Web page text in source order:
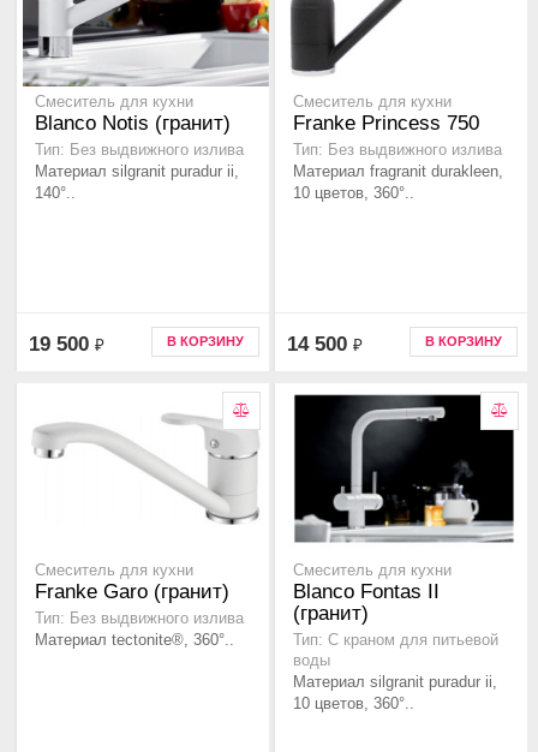
Смеситель для кухни
Blanco Notis (гранит)
Тип: Без выдвижного излива
Материал silgranit puradur ii,
140°..
19 500 ₽ В КОРЗИНУ
Смеситель для кухни
Franke Princess 750
Тип: Без выдвижного излива
Материал fragranit durakleen,
10 цветов, 360°..
14 500 ₽ В КОРЗИНУ
Смеситель для кухни
Franke Garo (гранит)
Тип: Без выдвижного излива
Материал tectonite®, 360°..
Смеситель для кухни
Blanco Fontas II
(гранит)
Тип: С краном для питьевой
воды
Материал silgranit puradur ii,
10 цветов, 360°..